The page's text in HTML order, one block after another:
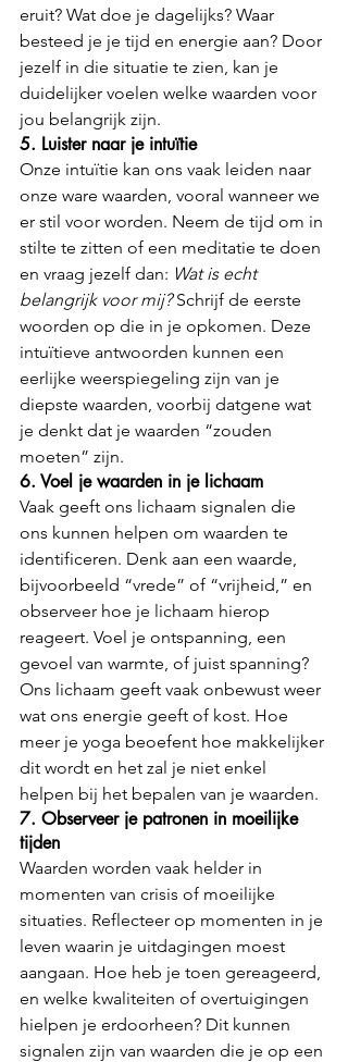
eruit? Wat doe je dagelijks? Waar
besteed je je tijd en energie aan? Door
jezelf in die situatie te zien, kan je
duidelijker voelen welke waarden voor
jou belangrijk zijn.
5. Luister naar je intuïtie
Onze intuïtie kan ons vaak leiden naar
onze ware waarden, vooral wanneer we
er stil voor worden. Neem de tijd om in
stilte te zitten of een meditatie te doen
en vraag jezelf dan: Wat is echt
belangrijk voor mij? Schrijf de eerste
woorden op die in je opkomen. Deze
intuïtieve antwoorden kunnen een
eerlijke weerspiegeling zijn van je
diepste waarden, voorbij datgene wat
je denkt dat je waarden “zouden
moeten” zijn.
6. Voel je waarden in je lichaam
Vaak geeft ons lichaam signalen die
ons kunnen helpen om waarden te
identificeren. Denk aan een waarde,
bijvoorbeeld “vrede” of “vrijheid,” en
observeer hoe je lichaam hierop
reageert. Voel je ontspanning, een
gevoel van warmte, of juist spanning?
Ons lichaam geeft vaak onbewust weer
wat ons energie geeft of kost. Hoe
meer je yoga beoefent hoe makkelijker
dit wordt en het zal je niet enkel
helpen bij het bepalen van je waarden.
7. Observeer je patronen in moeilijke
tijden
Waarden worden vaak helder in
momenten van crisis of moeilijke
situaties. Reflecteer op momenten in je
leven waarin je uitdagingen moest
aangaan. Hoe heb je toen gereageerd,
en welke kwaliteiten of overtuigingen
hielpen je erdoorheen? Dit kunnen
signalen zijn van waarden die je op een